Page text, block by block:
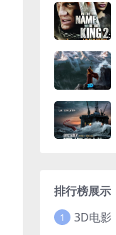
排行榜展示
1